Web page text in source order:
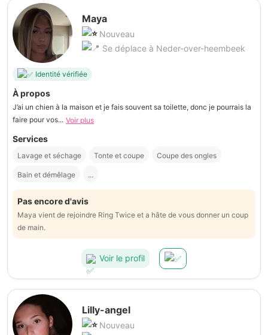
Maya
Nouveau
Se déplace à Neder-over-heembeek
Identité vérifiée
À propos
J’ai un chien à la maison et je fais souvent sa toilette, donc je pourrais la
faire pour vos... Voir plus
Services
Lavage et séchage Tonte et coupe Coupe des ongles
Bain et démêlage ...
Pas encore d'avis
Maya vient de rejoindre Ring Twice et a hâte de vous donner un coup
de main.
Voir le profil
Lilly-angel
Nouveau